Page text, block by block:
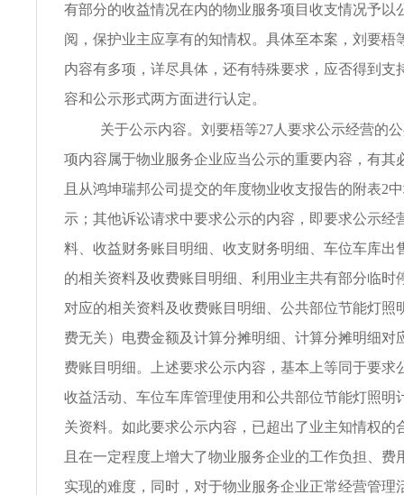
有部分的收益情况在内的物业服务项目收支情况予以
阅，保护业主应享有的知情权。具体至本案，刘要梧
内容有多项，详尽具体，还有特殊要求，应否得到支
容和公示形式两方面进行认定。
关于公示内容。刘要梧等27人要求公示经营的
项内容属于物业服务企业应当公示的重要内容，有其
且从鸿坤瑞邦公司提交的年度物业收支报告的附表2
示；其他诉讼请求中要求公示的内容，即要求公示经
料、收益财务账目明细、收支财务明细、车位车库出
的相关资料及收费账目明细、利用业主共有部分临时
对应的相关资料及收费账目明细、公共部位节能灯照
费无关）电费金额及计算分摊明细、计算分摊明细对
费账目明细。上述要求公示内容，基本上等同于要求
收益活动、车位车库管理使用和公共部位节能灯照明
关资料。如此要求公示内容，已超出了业主知情权的
且在一定程度上增大了物业服务企业的工作负担、费
实现的难度，同时，对于物业服务企业正常经营管理